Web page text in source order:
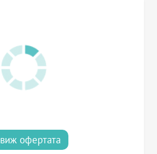
виж офертата